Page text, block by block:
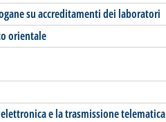
su accreditamenti dei laboratori
orientale
e la trasmissione telematica